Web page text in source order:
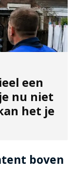
een
nu niet
het je
boven